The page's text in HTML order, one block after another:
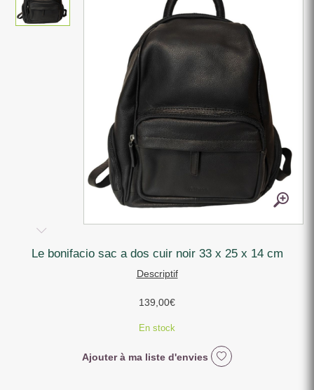
le bonifacio sac a dos cuir noir 33 x 25 x 14 cm
Descriptif
139,00€
En stock
Ajouter à ma liste d'envies